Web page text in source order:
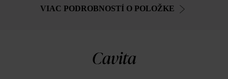
VIAC PODROBNOSTÍ O POLOŽKE
Cavita